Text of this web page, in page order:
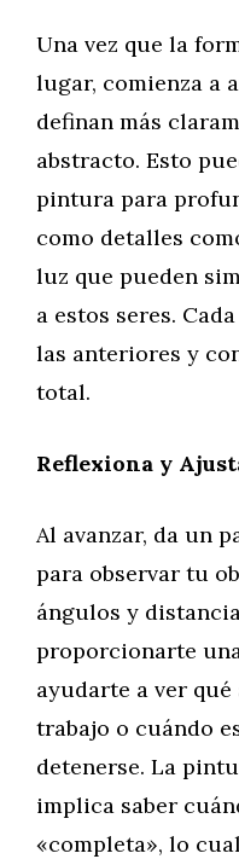
Una vez que la
lugar, comienza a
definan más
abstracto. Esto
pintura para
como detalles
luz que pueden
a estos seres.
las anteriores y
total.
Reflexiona y
Al avanzar, da un
para observar tu
ángulos y
proporcionarte
ayudarte a ver qué
trabajo o cuándo
detenerse. La
implica saber
«completa», lo